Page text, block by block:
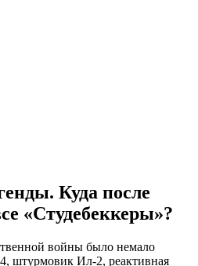
Куда после
«Студебеккеры»?
войны было немало
штурмовик Ил-2, реактивная